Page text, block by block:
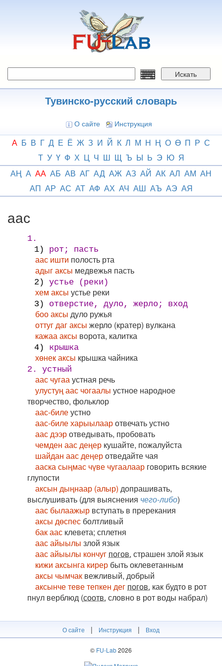
Искать
Тувинско-русский словарь
О сайте Инструкция
А Б В Г Д Е Ё Ж З И Й К Л М Н Ң О Ө П Р С
Т У Ү Ф Х Ц Ч Ш Щ Ъ Ы Ь Э Ю Я
АҢ А АА АБ АВ АГ АД АЖ АЗ АЙ АК АЛ АМ АН
АП АР АС АТ АФ АХ АЧ АШ АЪ АЭ АЯ
аас
1.
1)
рот; пасть
аас ишти полость рта
адыг аксы медвежья пасть
2) устье (реки)
хем аксы устье реки
3) отверстие, дуло, жерло; вход
боо аксы дуло ружья
оттуг даг аксы жерло (кратер) вулкана
кажаа аксы ворота, калитка
4) крышка
хөнек аксы крышка чайника
2. устный
аас чугааустная речь
улустуң аас чогаалы устное народное
творчество, фольклор
аас-билеустно
аас-биле харыылааротвечать устно
аас дээротведывать, пробовать
чемден аас деңер кушайте, пожалуйста
шайдан аас деңеротведайте чая
ааска сыңмас чүве чугаалаар говорить всякие
глупости
аксын дыңнаар (алыр) допрашивать,
выслушивать (для выяснения чего-либо)
аас былаажыр вступать в пререкания
аксы дөспес болтливый
бак аас клевета; сплетня
аас айыылы злой язык
аас айыылы кончуг погов. страшен злой язык
кижи аксынга кирер быть оклеветанным
аксы чымчак вежливый, добрый
аксынче теве тепкен дег погов. как будто в рот
пнул верблюд (соотв. словно в рот воды набрал)
О сайте | Инструкция | Вход
© FU-Lab2026